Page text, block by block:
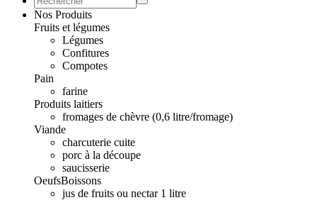
Nos Produits
Fruits et légumes
Légumes
Confitures
Compotes
Pain
farine
Produits laitiers
fromages de chèvre (0,6 litre/fromage)
Viande
charcuterie cuite
porc à la découpe
saucisserie
OeufsBoissons
jus de fruits ou nectar 1 litre